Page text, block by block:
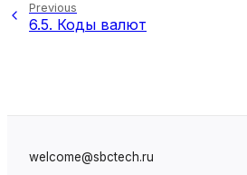
Previous
6.5. Коды валют
welcome@sbctech.ru